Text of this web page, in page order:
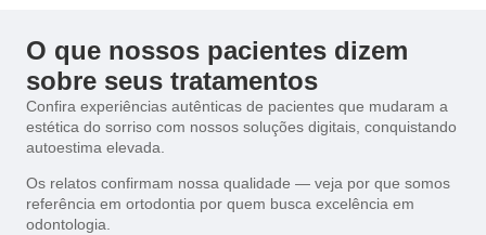
O que nossos pacientes dizem
sobre seus tratamentos
Confira experiências autênticas de pacientes que mudaram a
estética do sorriso com nossos soluções digitais, conquistando
autoestima elevada.
Os relatos confirmam nossa qualidade — veja por que somos
referência em ortodontia por quem busca excelência em
odontologia.